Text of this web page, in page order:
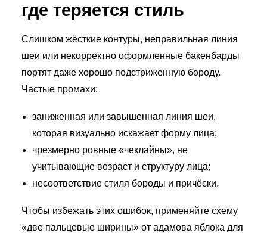
где теряется стиль
Слишком жёсткие контуры, неправильная линия
шеи или некорректно оформленные бакенбарды
портят даже хорошо подстриженную бороду.
Частые промахи:
заниженная или завышенная линия шеи,
которая визуально искажает форму лица;
чрезмерно ровные «чеклайны», не
учитывающие возраст и структуру лица;
несоответствие стиля бороды и причёски.
Чтобы избежать этих ошибок, применяйте схему
«две пальцевые ширины» от адамова яблока для